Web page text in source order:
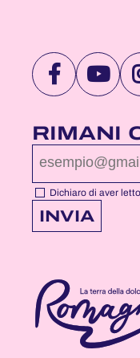
VISITA
PAGINA
DI
DI
RIMANI
Dichiaro di aver
INVIA